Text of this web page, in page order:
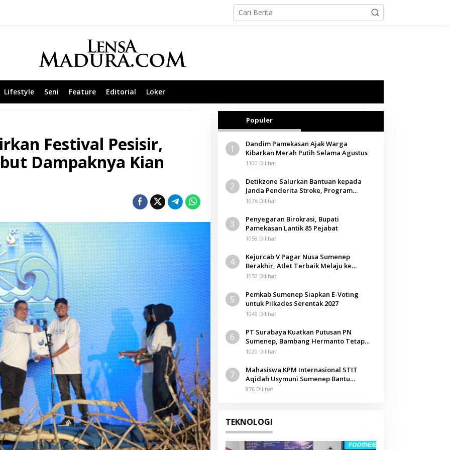
Lifestyle Seni Feature Editorial Loker
Festival Pesisir,
Dampaknya Kian
Populer
1
Dandim Pamekasan Ajak Warga
Kibarkan Merah Putih Selama Agustus
1100 Dilihat
2
Detikzone Salurkan Bantuan kepada
Janda Penderita Stroke, Program
Berbagi Masuki Hari ke-61
1076 Dilihat
3
Penyegaran Birokrasi, Bupati
Pamekasan Lantik 85 Pejabat
1059 Dilihat
4
Kejurcab V Pagar Nusa Sumenep
Berakhir, Atlet Terbaik Melaju ke
Kejurwil Jatim
1052 Dilihat
5
Pemkab Sumenep Siapkan E-Voting
untuk Pilkades Serentak 2027
1049 Dilihat
6
PT Surabaya Kuatkan Putusan PN
Sumenep, Bambang Hermanto Tetap
Dinyatakan Pemilik Sah Tanah di
1020 Dilihat
7
Mahasiswa KPM Internasional STIT
Aqidah Usymuni Sumenep Bantu
Pengurusan Jenazah WNI di Malaysia
976 Dilihat
TEKNOLOGI